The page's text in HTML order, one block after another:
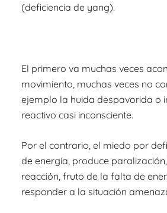
(deficiencia de yang).
El primero va muchas veces
movimiento, muchas veces no
ejemplo la huida despavorida o
reactivo casi inconsciente.
Por el contrario, el miedo por
de energía, produce
reacción, fruto de la falta de
responder a la situación